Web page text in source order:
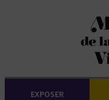
EXPOSER